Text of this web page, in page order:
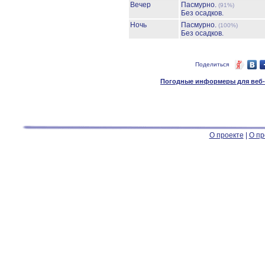
Вечер
Пасмурно. (91%)
Без осадков.
Ночь
Пасмурно. (100%)
Без осадков.
Поделиться
Погодные информеры для веб-
О проекте О